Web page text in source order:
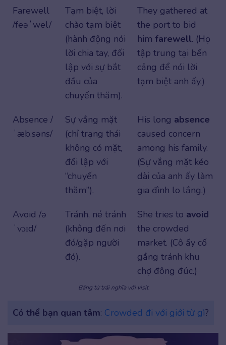
Farewell
/feəˈwel/
Tạm biệt, lời
chào tạm biệt
(hành động nói
lời chia tay, đối
lập với sự bắt
đầu của
chuyến thăm).
They gathered at
the port to bid
him farewell. (Họ
tập trung tại bến
cảng để nói lời
tạm biệt anh ấy.)
Absence /
ˈæb.səns/
Sự vắng mặt
(chỉ trạng thái
không có mặt,
đối lập với
“chuyến
thăm”).
His long absence
caused concern
among his family.
(Sự vắng mặt kéo
dài của anh ấy làm
gia đình lo lắng.)
Avoid /ə
ˈvɔɪd/
Tránh, né tránh
(không đến nơi
đó/gặp người
đó).
She tries to avoid
the crowded
market. (Cô ấy cố
gắng tránh khu
chợ đông đúc.)
Bảng từ trái nghĩa với visit
Có thể bạn quan tâm: Crowded đi với giới từ gì?